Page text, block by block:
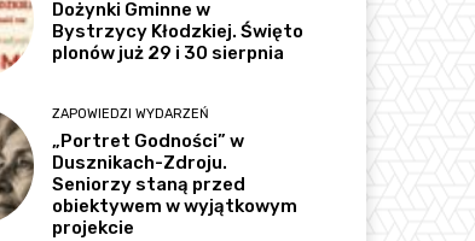
Dożynki Gminne w
Bystrzycy Kłodzkiej. Święto
plonów już 29 i 30 sierpnia
ZAPOWIEDZI WYDARZEŃ
„Portret Godności” w
Dusznikach-Zdroju.
Seniorzy staną przed
obiektywem w wyjątkowym
projekcie